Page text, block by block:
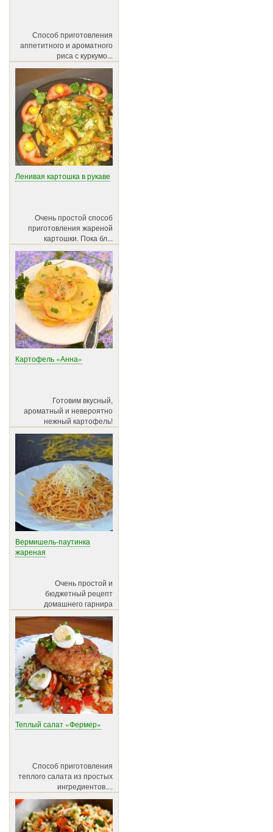
Способ приготовления
аппетитного и ароматного
риса с куркумо...
Ленивая картошка в рукаве
Очень простой способ
приготовления жареной
картошки. Пока бл...
Картофель «Анна»
Готовим вкусный,
ароматный и невероятно
нежный картофель!
Вермишель-паутинка
жареная
Очень простой и
бюджетный рецепт
домашнего гарнира
Теплый салат «Фермер»
Способ приготовления
теплого салата из простых
ингредиентов....